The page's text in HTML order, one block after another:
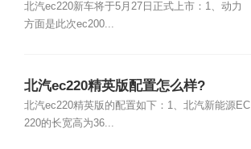
北汽ec220新车将于5月27日正式上市：1、动力
方面是此次ec200...
北汽ec220精英版配置怎么样?
北汽ec220精英版的配置如下：1、北汽新能源EC
220的长宽高为36...